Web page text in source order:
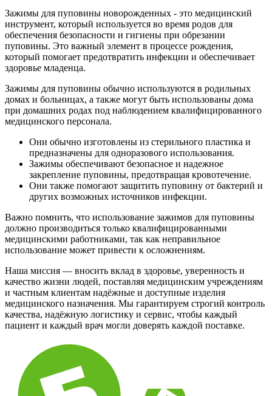
Зажимы для пуповины новорожденных - это медицинский
инструмент, который используется во время родов для
обеспечения безопасности и гигиены при обрезании
пуповины. Это важный элемент в процессе рождения,
который помогает предотвратить инфекции и обеспечивает
здоровье младенца.
Зажимы для пуповины обычно используются в родильных
домах и больницах, а также могут быть использованы дома
при домашних родах под наблюдением квалифицированного
медицинского персонала.
Они обычно изготовлены из стерильного пластика и
предназначены для одноразового использования.
Зажимы обеспечивают безопасное и надежное
закрепление пуповины, предотвращая кровотечение.
Они также помогают защитить пуповину от бактерий и
других возможных источников инфекции.
Важно помнить, что использование зажимов для пуповины
должно производиться только квалифицированными
медицинскими работниками, так как неправильное
использование может привести к осложнениям.
Наша миссия — вносить вклад в здоровье, уверенность и
качество жизни людей, поставляя медицинским учреждениям
и частным клиентам надёжные и доступные изделия
медицинского назначения. Мы гарантируем строгий контроль
качества, надёжную логистику и сервис, чтобы каждый
пациент и каждый врач могли доверять каждой поставке.